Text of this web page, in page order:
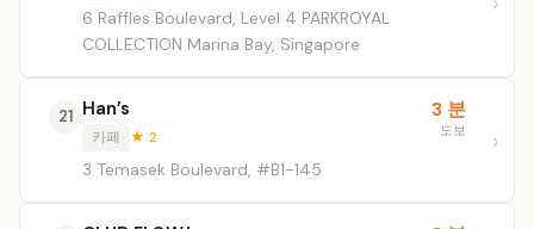
6 Raffles Boulevard, Level 4 PARKROYAL
COLLECTION Marina Bay, Singapore
21 Han’s
카페 ★ 2
3 Temasek Boulevard, #B1-145
3 분
도보